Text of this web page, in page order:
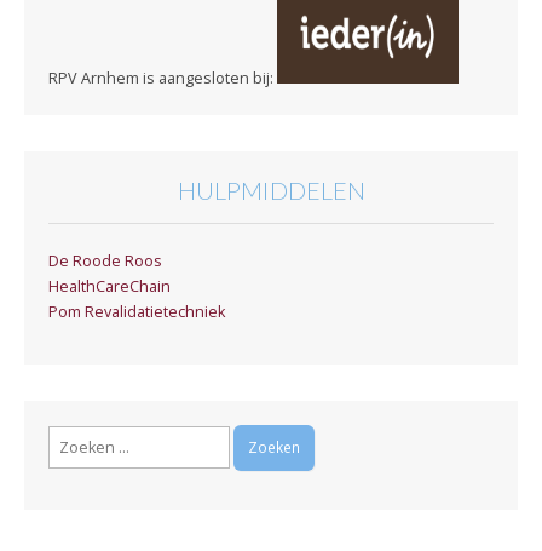
RPV Arnhem is aangesloten bij:
HULPMIDDELEN
De Roode Roos
HealthCareChain
Pom Revalidatietechniek
Zoeken